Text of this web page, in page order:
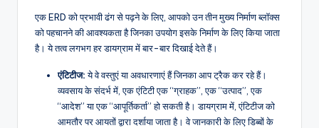
एक ERD को प्रभावी ढंग से पढ़ने के लिए, आपको उन तीन मुख्य निर्माण ब्लॉक्स
को पहचानने की आवश्यकता है जिनका उपयोग इसके निर्माण के लिए किया जाता
है। ये तत्व लगभग हर डायग्राम में बार-बार दिखाई देते हैं।
एंटिटीज:ये वे वस्तुएं या अवधारणाएं हैं जिनका आप ट्रैक कर रहे हैं।
व्यवसाय के संदर्भ में, एक एंटिटी एक “ग्राहक”, एक “उत्पाद”, एक
“आदेश” या एक “आपूर्तिकर्ता” हो सकती है। डायग्राम में, एंटिटीज को
आमतौर पर आयतों द्वारा दर्शाया जाता है। वे जानकारी के लिए डिब्बों के